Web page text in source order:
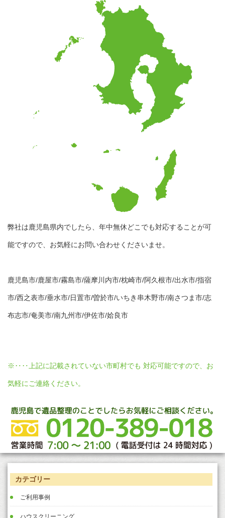
弊社は鹿児島県内でしたら、年中無休どこでも対応することが可
能ですので、お気軽にお問い合わせくださいませ。
鹿児島市/鹿屋市/霧島市/薩摩川内市/枕崎市/阿久根市/出水市/指宿
市/西之表市/垂水市/日置市/曽於市/いちき串木野市/南さつま市/志
布志市/奄美市/南九州市/伊佐市/姶良市
※‥‥上記に記載されていない市町村でも 対応可能ですので、お
気軽にご連絡ください。
カテゴリー
ご利用事例
ハウスクリーニング